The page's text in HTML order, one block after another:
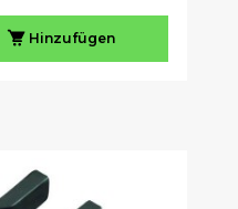
Hinzufügen